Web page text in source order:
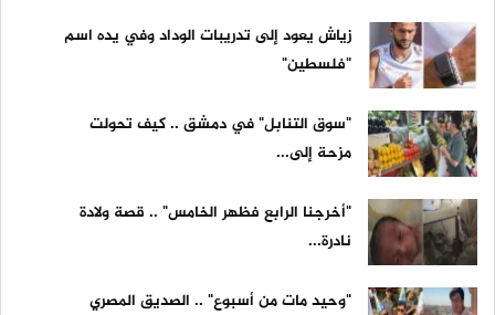
زياش يعود إلى تدريبات الوداد وفي يده اسم
"فلسطين"
"سوق التنابل" في دمشق .. كيف تحولت
مزحة إلى...
"أخرجنا الرابع فظهر الخامس" .. قصة ولادة
نادرة...
"وحيد مات من أسبوع" .. الصديق المصري